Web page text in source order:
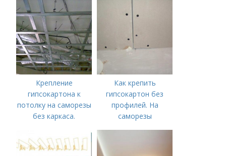
бескаркасного
способа крепления
карнизов
Крепление
гипсокартона к
потолку на саморезы
без каркаса.
выполнения
несущего каркаса
Как крепить
гипсокартон без
профилей. На
саморезы